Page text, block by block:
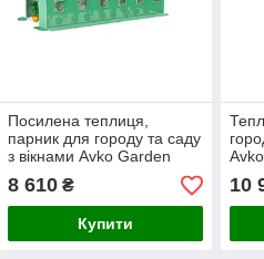
Посилена теплиця,
парник для городу та саду
з вікнами Avko Garden
18м2 600*300*200
8 610₴
Купити
10